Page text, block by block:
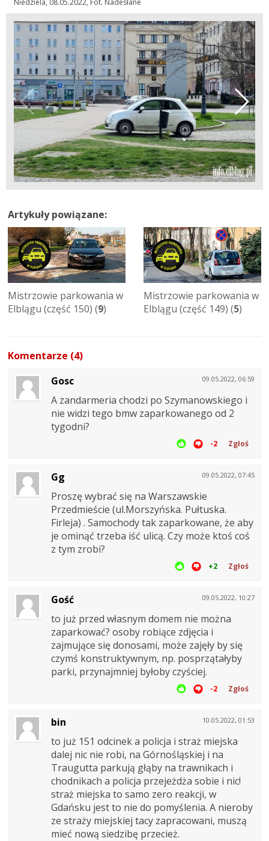
Niedziela, 08.05.2022, Fot. Nadesłane
Artykuły powiązane:
Mistrzowie parkowania w
Elblągu (część 150) (9)
Mistrzowie parkowania w
Elblągu (część 149) (5)
Komentarze (4)
09.05.2022, 06:59
Gosc
A zandarmeria chodzi po Szymanowskiego i
nie widzi tego bmw zaparkowanego od 2
tygodni?
-2 Zgłoś
09.05.2022, 07:45
Gg
Proszę wybrać się na Warszawskie
Przedmieście (ul.Morszyńska. Pułtuska.
Firleja) . Samochody tak zaparkowane, że aby
je ominąć trzeba iść ulicą. Czy może ktoś coś
z tym zrobi?
+2 Zgłoś
09.05.2022, 10:27
Gość
to już przed własnym domem nie można
zaparkować? osoby robiące zdjęcia i
zajmujące się donosami, może zajęły by się
czymś konstruktywnym, np. posprzątałyby
parki, przynajmniej byłoby czyściej.
-2 Zgłoś
10.05.2022, 01:53
bin
to już 151 odcinek a policja i straż miejska
dalej nic nie robi, na Górnośląskiej i na
Traugutta parkują głąby na trawnikach i
chodnikach a policja przejeżdża sobie i nic!
straż miejska to samo zero reakcji, w
Gdańsku jest to nie do pomyślenia. A nieroby
ze straży miejskiej tacy zapracowani, muszą
mieć nową siedzibę przecież.